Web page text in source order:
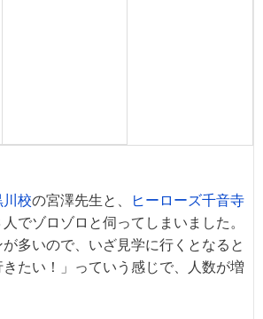
川校の宮澤先生と、
ヒーローズ千音寺
でゾロゾロと伺ってしまいました。
多いので、いざ見学に行くとなると
きたい！」っていう感じで、人数が増